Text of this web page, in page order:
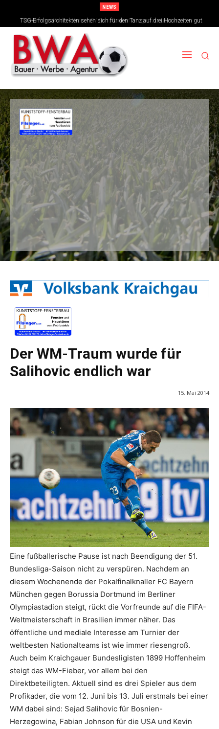
NEWS
TSG-Erfolgsarchitekten sehen sich für den Tanz auf drei Hochzeiten gut
aufgestellt
Der WM-Traum wurde für
Salihovic endlich war
15. Mai 2014
Eine fußballerische Pause ist nach Beendigung der 51.
Bundesliga-Saison nicht zu verspüren. Nachdem an
diesem Wochenende der Pokalfinalknaller FC Bayern
München gegen Borussia Dortmund im Berliner
Olympiastadion steigt, rückt die Vorfreunde auf die FIFA-
Weltmeisterschaft in Brasilien immer näher. Das
öffentliche und mediale Interesse am Turnier der
weltbesten Nationalteams ist wie immer riesengroß.
Auch beim Kraichgauer Bundesligisten 1899 Hoffenheim
steigt das WM-Fieber, vor allem bei den
Direktbeteiligten. Aktuell sind es drei Spieler aus dem
Profikader, die vom 12. Juni bis 13. Juli erstmals bei einer
WM dabei sind: Sejad Salihovic für Bosnien-
Herzegowina, Fabian Johnson für die USA und Kevin